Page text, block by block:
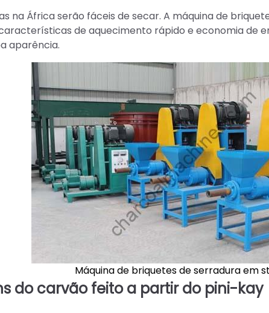
na África serão fáceis de secar. A máquina de
de aquecimento rápido e economia de
aparência.
Máquina de briquetes de serradura em
do carvão feito a partir do pini-kay